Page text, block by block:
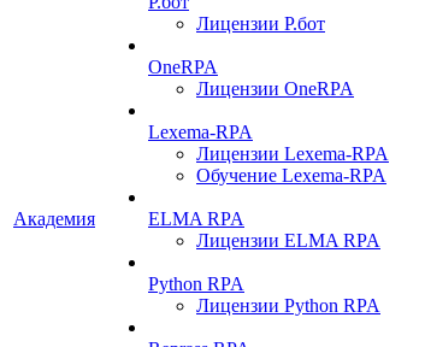
Академия
Лицензии Р.бот
OneRPA
Лицензии OneRPA
Lexema-RPA
Лицензии Lexema-RPA
Обучение Lexema-RPA
ELMA RPA
Лицензии ELMA RPA
Python RPA
Лицензии Python RPA